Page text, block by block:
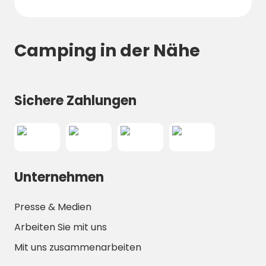
Camping in der Nähe
Sichere Zahlungen
Unternehmen
Presse & Medien
Arbeiten Sie mit uns
Mit uns zusammenarbeiten